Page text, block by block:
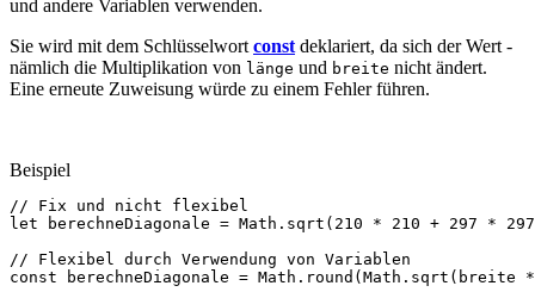
und andere Variablen verwenden.
Sie wird mit dem Schlüsselwort const deklariert, da sich der Wert -
nämlich die Multiplikation von länge und breite nicht ändert.
Eine erneute Zuweisung würde zu einem Fehler führen.
Beispiel
// Fix und nicht flexibel
let
berechneDiagonale = Math . sqrt ( 210 * 210 + 297 *
297
// Flexibel durch Verwendung von Variablen
const
berechneDiagonale = Math . round ( Math . sqrt ( breite
*